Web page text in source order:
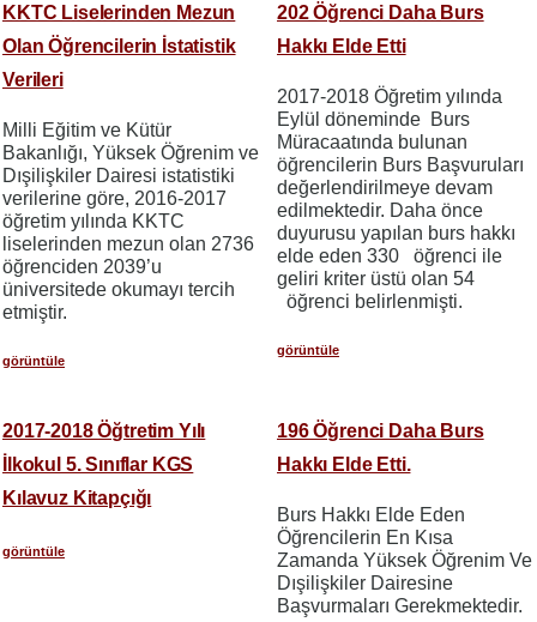
KKTC Liselerinden Mezun
Olan Öğrencilerin İstatistik
Verileri
Milli Eğitim ve Kütür
Bakanlığı, Yüksek Öğrenim ve
Dışilişkiler Dairesi istatistiki
verilerine göre, 2016-2017
öğretim yılında KKTC
liselerinden mezun olan 2736
öğrenciden 2039’u
üniversitede okumayı tercih
etmiştir.
görüntüle
202 Öğrenci Daha Burs
Hakkı Elde Etti
2017-2018 Öğretim yılında
Eylül döneminde Burs
Müracaatında bulunan
öğrencilerin Burs Başvuruları
değerlendirilmeye devam
edilmektedir. Daha önce
duyurusu yapılan burs hakkı
elde eden 330 öğrenci ile
geliri kriter üstü olan 54
öğrenci belirlenmişti.
görüntüle
2017-2018 Öğtretim Yılı
İlkokul 5. Sınıflar KGS
Kılavuz Kitapçığı
görüntüle
196 Öğrenci Daha Burs
Hakkı Elde Etti.
Burs Hakkı Elde Eden
Öğrencilerin En Kısa
Zamanda Yüksek Öğrenim Ve
Dışilişkiler Dairesine
Başvurmaları Gerekmektedir.